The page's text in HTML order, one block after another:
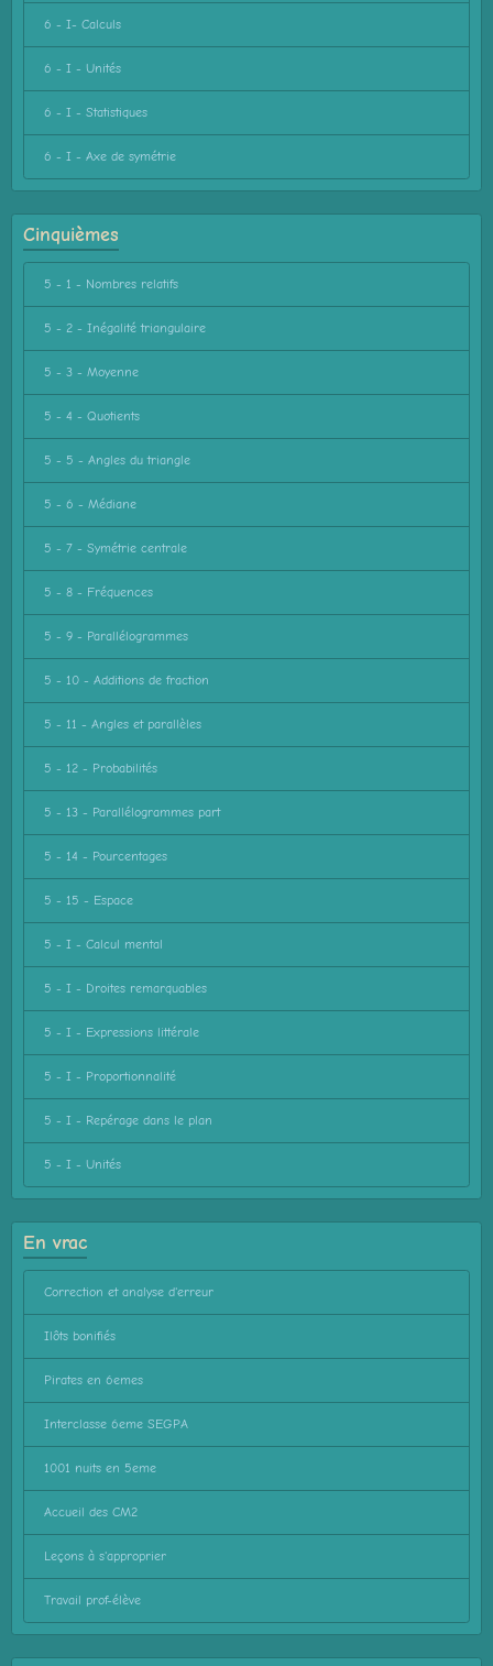
6 - I- Calculs
6 - I - Unités
6 - I - Statistiques
6 - I - Axe de symétrie
Cinquièmes
5 - 1 - Nombres relatifs
5 - 2 - Inégalité triangulaire
5 - 3 - Moyenne
5 - 4 - Quotients
5 - 5 - Angles du triangle
5 - 6 - Médiane
5 - 7 - Symétrie centrale
5 - 8 - Fréquences
5 - 9 - Parallélogrammes
5 - 10 - Additions de fraction
5 - 11 - Angles et parallèles
5 - 12 - Probabilités
5 - 13 - Parallélogrammes part
5 - 14 - Pourcentages
5 - 15 - Espace
5 - I - Calcul mental
5 - I - Droites remarquables
5 - I - Expressions littérale
5 - I - Proportionnalité
5 - I - Repérage dans le plan
5 - I - Unités
En vrac
Correction et analyse d'erreur
Ilôts bonifiés
Pirates en 6emes
Interclasse 6eme SEGPA
1001 nuits en 5eme
Accueil des CM2
Leçons à s'approprier
Travail prof-élève